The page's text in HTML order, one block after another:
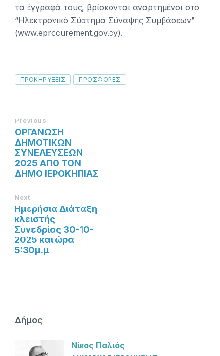
τα έγγραφά τους, βρίσκονται αναρτημένοι στο
“Ηλεκτρονικό Σύστημα Σύναψης Συμβάσεων”
(www.eprocurement.gov.cy).
Tags
ΠΡΟΚΗΡΥΞΕΙΣ ΠΡΟΣΦΟΡΕΣ
Previous
ΟΡΓΑΝΩΣΗ
ΔΗΜΟΤΙΚΩΝ
ΣΥΝΕΛΕΥΣΕΩΝ
2025 ΑΠΟ ΤΟΝ
ΔΗΜΟ ΙΕΡΟΚΗΠΙΑΣ
Next
Ημερήσια Διάταξη
κλειστής
Συνεδρίας 30-10-
2025 και ώρα
5:30μ.μ
Δήμος
Νίκος Παλιός